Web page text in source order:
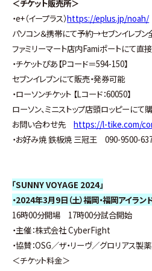
＜チケット販売所＞
・e+（イープラス）https://eplus.jp/noah/
パソコン＆携帯にて予約→セブンイレブ
ファミリーマート店内Famiポートにて直
・チケットぴあ【Pコード＝594-150】
セブンイレブンにて販売・発券可能
・ローソンチケット 【Lコード：60050】
ローソン、ミニストップ店頭ロッピーにて
お問い合わせ先https://l-tike.com/
・お好み焼 鉄板焼 三冠王 090-9500-
「SUNNY VOYAGE 2024」
・2024年3月9日（土）福岡・福岡アイラン
16時00分開場 17時00分試合開始
・主催：株式会社 CyberFight
・協賛：OSG／ザ・リーヴ／グロリアス製
＜チケット料金＞